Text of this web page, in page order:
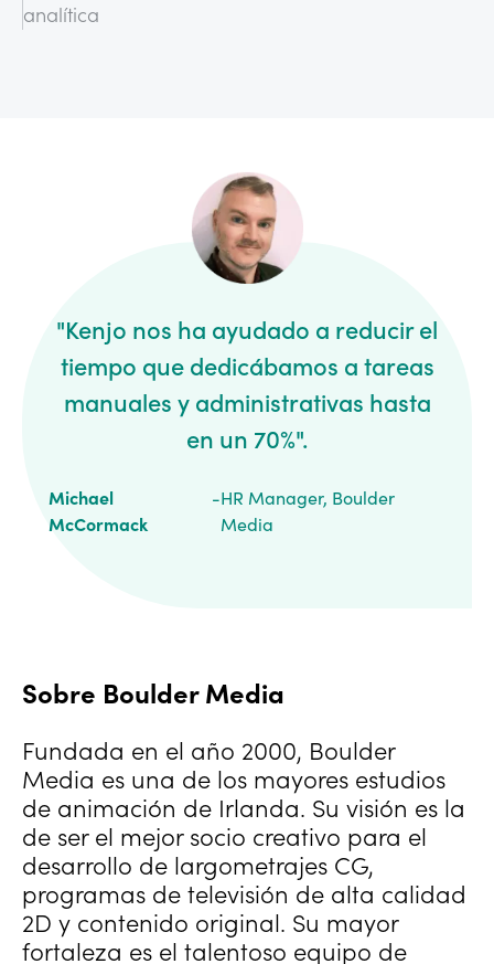
analítica
"Kenjo nos ha ayudado a reducir el
tiempo que dedicábamos a tareas
manuales y administrativas hasta
en un 70%".
Michael
McCormack
-HR Manager, Boulder
Media
Sobre Boulder Media
Fundada en el año 2000, Boulder
Media es una de los mayores estudios
de animación de Irlanda. Su visión es la
de ser el mejor socio creativo para el
desarrollo de largometrajes CG,
programas de televisión de alta calidad
2D y contenido original. Su mayor
fortaleza es el talentoso equipo de